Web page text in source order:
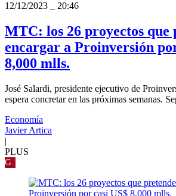
12/12/2023
20:46
MTC: los 26 proyectos que
encargar a Proinversión
8,000 mlls.
José Salardi, presidente ejecutivo de
espera concretar en las próximas semanas.
Economía
Javier Artica
|
PLUS
G